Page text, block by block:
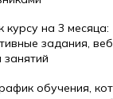
курсу на 3 месяца:
задания,
занятий
обучения,